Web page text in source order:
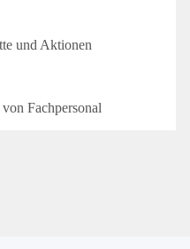
und Aktionen
Fachpersonal